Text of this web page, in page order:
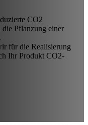
CO2
die Pflanzung einer
für die Realisierung
Ihr Produkt CO2-